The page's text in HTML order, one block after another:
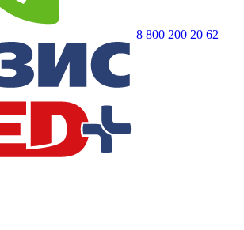
8 800 200 20 62